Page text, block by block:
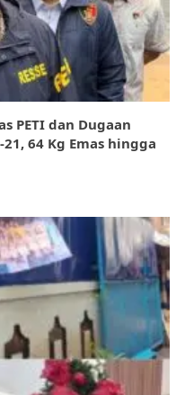
PETI dan Dugaan
21, 64 Kg Emas hingga